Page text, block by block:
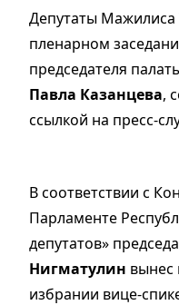
Депутаты Мажилиса
пленарном
председателя
Павла Казанцева,
ссылкой на пресс-
В соответствии с
Парламенте
депутатов»
Нигматулин вынес
избрании вице-